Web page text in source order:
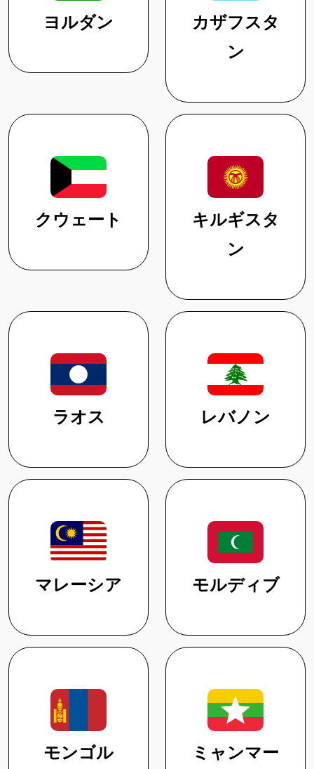
ヨルダン
カザフスタ
ン
クウェート
キルギスタ
ン
ラオス レバノン
マレーシア モルディブ
モンゴル ミャンマー